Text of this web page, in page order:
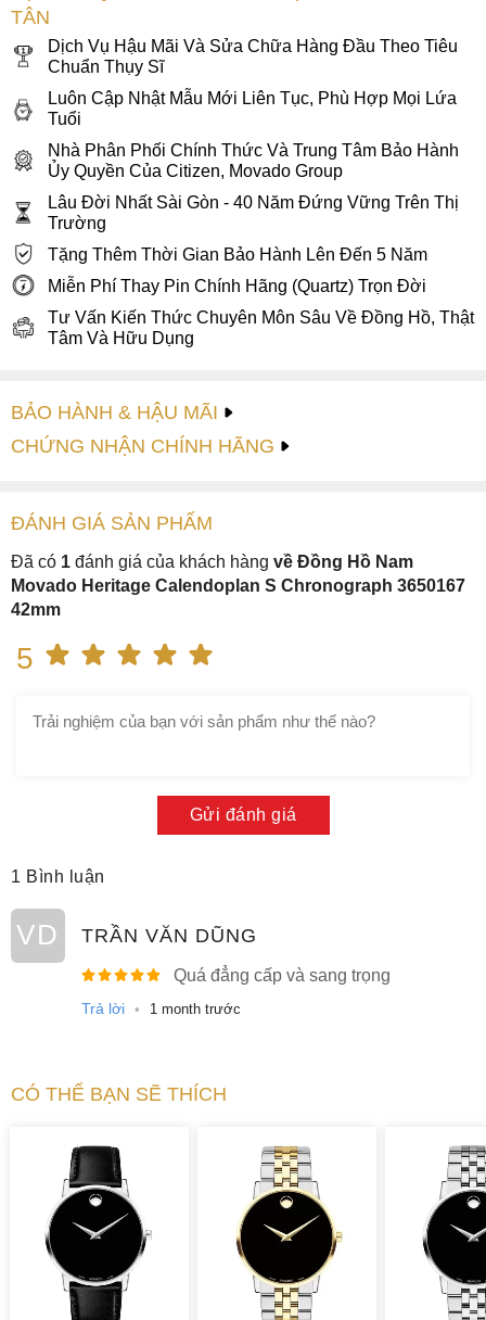
năm, cam kết vững chắc cho một mẫu đồng hồ vừa đẹp,
vừa bền, xứng đáng có mặt trong bộ sưu tập của bất kỳ quý
ông sành điệu nào.
TÂN
Dịch Vụ Hậu Mãi Và Sửa Chữa Hàng Đầu Theo Tiêu
Chuẩn Thụy Sĩ
Luôn Cập Nhật Mẫu Mới Liên Tục, Phù Hợp Mọi Lứa
Tuổi
Nhà Phân Phối Chính Thức Và Trung Tâm Bảo Hành
Ủy Quyền Của Citizen, Movado Group
Lâu Đời Nhất Sài Gòn - 40 Năm Đứng Vững Trên Thị
Trường
Tặng Thêm Thời Gian Bảo Hành Lên Đến 5 Năm
Miễn Phí Thay Pin Chính Hãng (Quartz) Trọn Đời
Tư Vấn Kiến Thức Chuyên Môn Sâu Về Đồng Hồ, Thật
Tâm Và Hữu Dụng
BẢO HÀNH & HẬU MÃI
CHỨNG NHẬN CHÍNH HÃNG
ĐÁNH GIÁ SẢN PHẤM
Đã có 1 đánh giá của khách hàng về Đồng Hồ Nam
Movado Heritage Calendoplan S Chronograph 3650167
42mm
5
Gửi đánh giá
1 Bình luận
VD TRẦN VĂN DŨNG
Quá đẳng cấp và sang trọng
Trả lời • 1 month trước
CÓ THỂ BẠN SẼ THÍCH